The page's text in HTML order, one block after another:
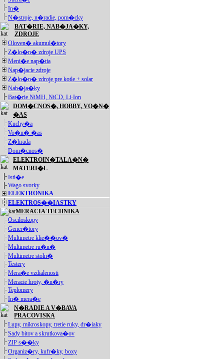
In�
N�stroje, n�radie, pom�cky
BAT�RIE, NAB�JA�KY,
ZDROJE
Oloven� akumul�tory
Z�lo�n� zdroje UPS
Meni�e nap�tia
Nap�jacie zdroje
Z�lo�n� zdroje pre kotle + solar
Nab�ja�ky
Bat�rie NiMH, NiCD, Li-Ion
DOM�CNOS�, HOBBY, VO�N�
�AS
Kuchy�a
Vo�n� �as
Z�hrada
Dom�cnos�
ELEKTROIN�TALA�N�
MATERI�L
Isti�e
Wago svorky
ELEKTRONIKA
ELEKTROS��IASTKY
MERACIA TECHNIKA
Osciloskopy
Gener�tory
Multimetre klie��ov�
Multimetre ru�n�
Multimetre stoln�
Testery
Mera�e vzdialenosti
Meracie hroty, �n�ry
Teplomery
In� mera�e
N�RADIE A V�BAVA
PRACOVISKA
Lupy, mikroskopy, tretie ruky, dr�iaky
Sady bitov a skrutkova�ov
ZIP s��ky
Organiz�ry, kufr�ky, boxy